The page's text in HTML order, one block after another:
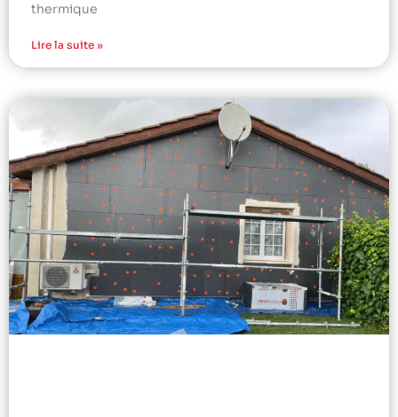
thermique
Lire la suite »